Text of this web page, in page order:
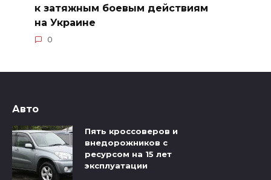
к затяжным боевым действиям
на Украине
0
Авто
Пять кроссоверов и
внедорожников с
ресурсом на 15 лет
эксплуатации